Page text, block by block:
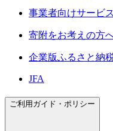
事業者向けサービス
寄附をお考えの方
企業版ふるさと納
JFA
ご利用ガイド・ポリシー